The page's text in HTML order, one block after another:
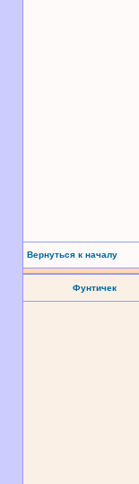
Вернуться к началу
Фунтичек